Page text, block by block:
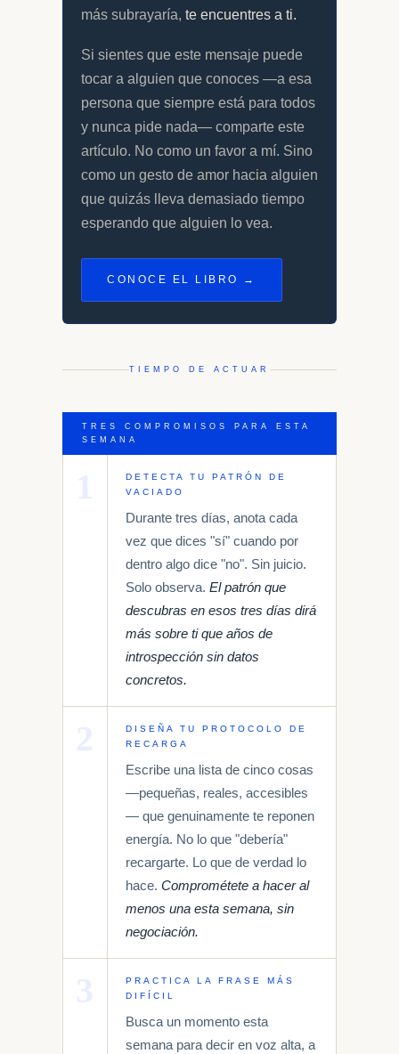
más subrayaría, te encuentres a ti.
Si sientes que este mensaje puede
tocar a alguien que conoces —a esa
persona que siempre está para todos
y nunca pide nada— comparte este
artículo. No como un favor a mí. Sino
como un gesto de amor hacia alguien
que quizás lleva demasiado tiempo
esperando que alguien lo vea.
CONOCE EL LIBRO →
TIEMPO DE ACTUAR
TRES COMPROMISOS PARA ESTA
SEMANA
DETECTA TU PATRÓN DE
VACIADO
Durante tres días, anota cada
vez que dices "sí" cuando por
dentro algo dice "no". Sin juicio.
Solo observa. El patrón que
descubras en esos tres días dirá
más sobre ti que años de
introspección sin datos
concretos.
DISEÑA TU PROTOCOLO DE
RECARGA
Escribe una lista de cinco cosas
—pequeñas, reales, accesibles
— que genuinamente te reponen
energía. No lo que "debería"
recargarte. Lo que de verdad lo
hace. Comprométete a hacer al
menos una esta semana, sin
negociación.
PRACTICA LA FRASE MÁS
DIFÍCIL
Busca un momento esta
semana para decir en voz alta, a